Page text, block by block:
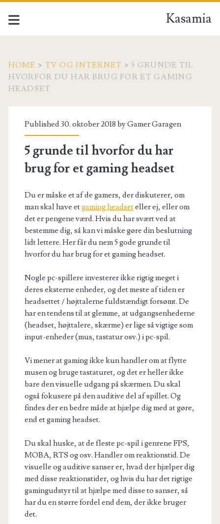
Kasamia
HOME > TV OG INTERNET > 5 GRUNDE TIL
HVORFOR DU HAR BRUG FOR ET GAMING
HEADSET
Published 30. oktober 2018 byGamer Garagen
5 grunde til hvorfor du har
brug for et gaming headset
Du er måske et af de gamers, der diskuterer, om
man skal have etgaming headseteller ej, eller om
det er pengene værd. Hvis du har svært ved at
bestemme dig, så kan vi måske gøre din beslutning
lidt lettere. Her får du nem 5 gode grunde til
hvorfor du har brug for et gaming headset.
Nogle pc-spillere investerer ikke rigtig meget i
deres eksterne enheder, og det meste af tiden er
headsettet / højttalerne fuldstændigt forsømt. De
har en tendens til at glemme, at udgangsenhederne
(headset, højttalere, skærme) er lige så vigtige som
input-enheder (mus, tastatur osv.) i pc-spil.
Vi mener at gaming ikke kun handler om at flytte
musen og bruge tastaturet, og det er heller ikke
bare den visuelle udgang på skærmen. Du skal
også fokusere på den auditive del af spillet. Og
findes der en bedre måde at hjælpe dig med at gøre,
end et gaming headset.
Du skal huske, at de fleste pc-spil i genrene FPS,
MOBA, RTS og osv. Handler om reaktionstid. De
visuelle og auditive sanser er, hvad der hjælper dig
med disse reaktionstider, og hvis du har det rigtige
gamingudstyrtil at hjælpe med disse to sanser, så
har du en større fordel end dem, der ikke bruger
det.